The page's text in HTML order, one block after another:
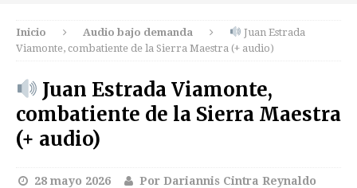
Inicio Audio bajo demanda
Juan Estrada
Viamonte, combatiente de la Sierra Maestra (+ audio)
Juan Estrada Viamonte,
combatiente de la Sierra Maestra
(+ audio)
28 mayo 2026 Por Dariannis Cintra Reynaldo